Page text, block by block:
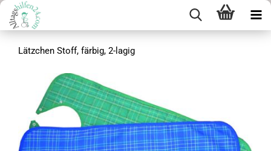
Lätzchen Stoff, färbig, 2-lagig